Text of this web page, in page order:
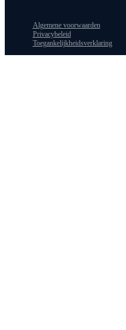
Algemene voorwaarden
Privacybeleid
Toegankelijkheidsverklaring